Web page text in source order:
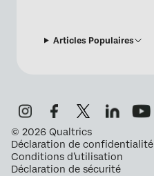
Articles Populaires
© 2026 Qualtrics
Déclaration de confidentialité
Conditions d’utilisation
Déclaration de sécurité